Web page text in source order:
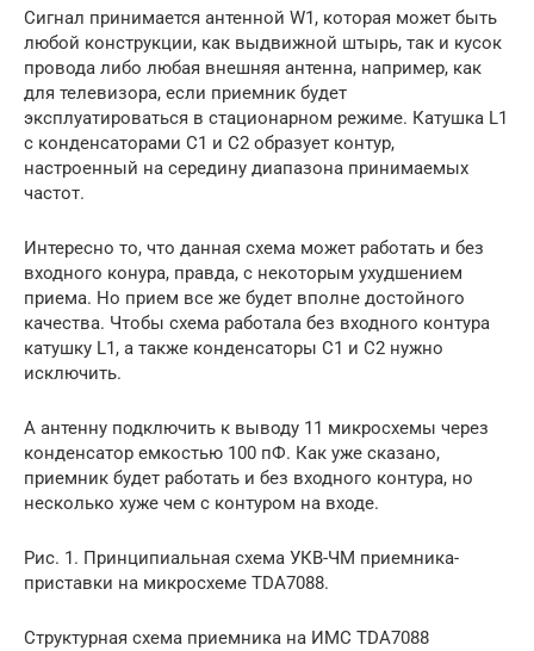
Сигнал принимается антенной W1, которая может быть
любой конструкции, как выдвижной штырь, так и кусок
провода либо любая внешняя антенна, например, как
для телевизора, если приемник будет
эксплуатироваться в стационарном режиме. Катушка L1
с конденсаторами С1 и С2 образует контур,
настроенный на середину диапазона принимаемых
частот.
Интересно то, что данная схема может работать и без
входного конура, правда, с некоторым ухудшением
приема. Но прием все же будет вполне достойного
качества. Чтобы схема работала без входного контура
катушку L1, а также конденсаторы С1 и С2 нужно
исключить.
А антенну подключить к выводу 11 микросхемы через
конденсатор емкостью 100 пФ. Как уже сказано,
приемник будет работать и без входного контура, но
несколько хуже чем с контуром на входе.
Рис. 1. Принципиальная схема УКВ-ЧМ приемника-
приставки на микросхеме TDA7088.
Структурная схема приемника на ИМС TDA7088